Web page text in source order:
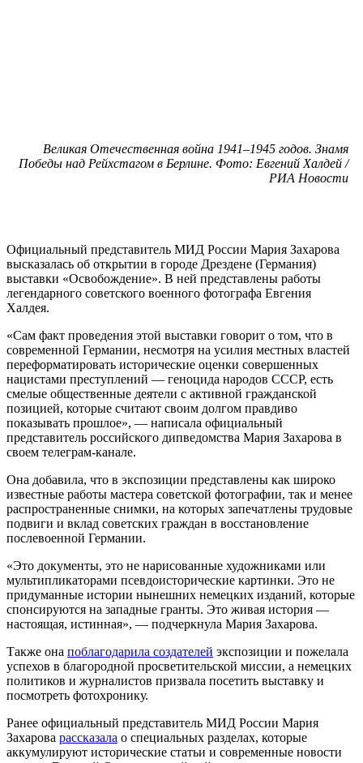
Великая Отечественная война 1941–1945 годов. Знамя
Победы над Рейхстагом в Берлине. Фото: Евгений Халдей /
РИА Новости
Официальный представитель МИД России Мария Захарова
высказалась об открытии в городе Дрездене (Германия)
выставки «Освобождение». В ней представлены работы
легендарного советского военного фотографа Евгения
Халдея.
«Сам факт проведения этой выставки говорит о том, что в
современной Германии, несмотря на усилия местных властей
переформатировать исторические оценки совершенных
нацистами преступлений — геноцида народов СССР, есть
смелые общественные деятели с активной гражданской
позицией, которые считают своим долгом правдиво
показывать прошлое», — написала официальный
представитель российского дипведомства Мария Захарова в
своем телеграм-канале.
Она добавила, что в экспозиции представлены как широко
известные работы мастера советской фотографии, так и менее
распространенные снимки, на которых запечатлены трудовые
подвиги и вклад советских граждан в восстановление
послевоенной Германии.
«Это документы, это не нарисованные художниками или
мультипликаторами псевдоисторические картинки. Это не
придуманные истории нынешних немецких изданий, которые
спонсируются на западные гранты. Это живая история —
настоящая, истинная», — подчеркнула Мария Захарова.
Также она поблагодарила создателей экспозиции и пожелала
успехов в благородной просветительской миссии, а немецких
политиков и журналистов призвала посетить выставку и
посмотреть фотохронику.
Ранее официальный представитель МИД России Мария
Захарова рассказала о специальных разделах, которые
аккумулируют исторические статьи и современные новости